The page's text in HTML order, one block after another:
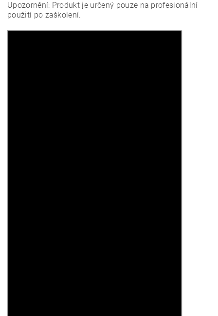
Upozornění: Produkt je určený pouze na profesionální
použití po zaškolení.